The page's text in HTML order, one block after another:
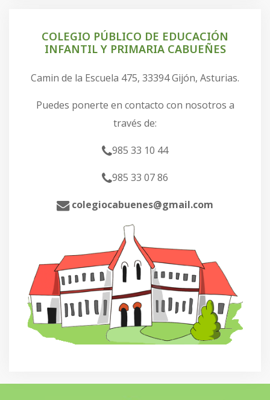
COLEGIO PÚBLICO DE EDUCACIÓN
INFANTIL Y PRIMARIA CABUEÑES
Camin de la Escuela 475, 33394 Gijón, Asturias.
Puedes ponerte en contacto con nosotros a
través de:
985 33 10 44
985 33 07 86
colegiocabuenes@gmail.com